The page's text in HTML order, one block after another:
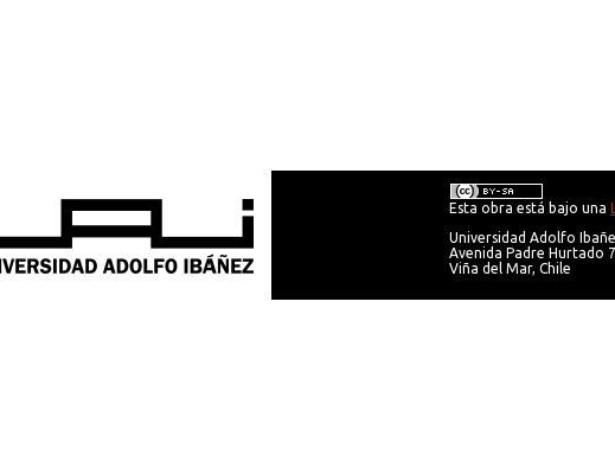
Esta obra está bajo una
Universidad Adolfo
Avenida Padre Hurtado
Viña del Mar, Chile